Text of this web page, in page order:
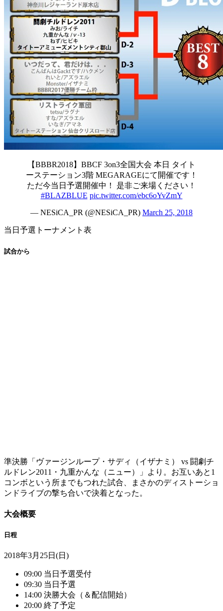
【BBBR2018】BBCF 3on3全国大会 本日 タイト
ーステーション3階 MEGARAGEにて開催です！
ただ今当日予選開催中！ 是非ご来場ください！
#BLAZBLUE pic.twitter.com/ebc6oYvZmY
— NESiCA_PR (@NESiCA_PR) March 25, 2018
当日予選トーナメント表
試合から
準決勝「ヴァージンループ・サディ（イザナミ） vs 闘劇チ
ルドレン2011・九重かんな（ニュー）」より。お互いあと1
コンボという所までもつれた試合、まさかのディストーショ
ンドライブの撃ち合いで決着となった。
大会概要
日程
2018年3月25日(日)
09:00 当日予選受付
09:30 当日予選
14:00 決勝大会（＆配信開始）
20:00 終了予定